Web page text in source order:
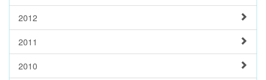
2012
2011
2010